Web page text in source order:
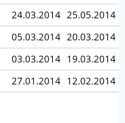
24.03.2014 25.05.2014
05.03.2014 20.03.2014
03.03.2014 19.03.2014
27.01.2014 12.02.2014